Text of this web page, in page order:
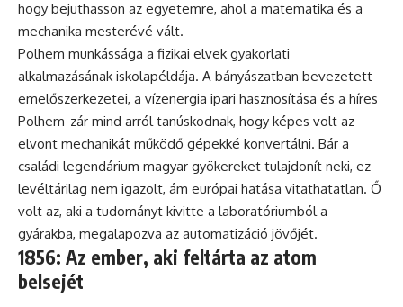
hogy bejuthasson az egyetemre, ahol a matematika és a
mechanika mesterévé vált.
Polhem munkássága a fizikai elvek gyakorlati
alkalmazásának iskolapéldája. A bányászatban bevezetett
emelőszerkezetei, a vízenergia ipari hasznosítása és a híres
Polhem-zár mind arról tanúskodnak, hogy képes volt az
elvont mechanikát működő gépekké konvertálni. Bár a
családi legendárium magyar gyökereket tulajdonít neki, ez
levéltárilag nem igazolt, ám európai hatása vitathatatlan. Ő
volt az, aki a tudományt kivitte a laboratóriumból a
gyárakba, megalapozva az automatizáció jövőjét.
1856: Az ember, aki feltárta az atom
belsejét